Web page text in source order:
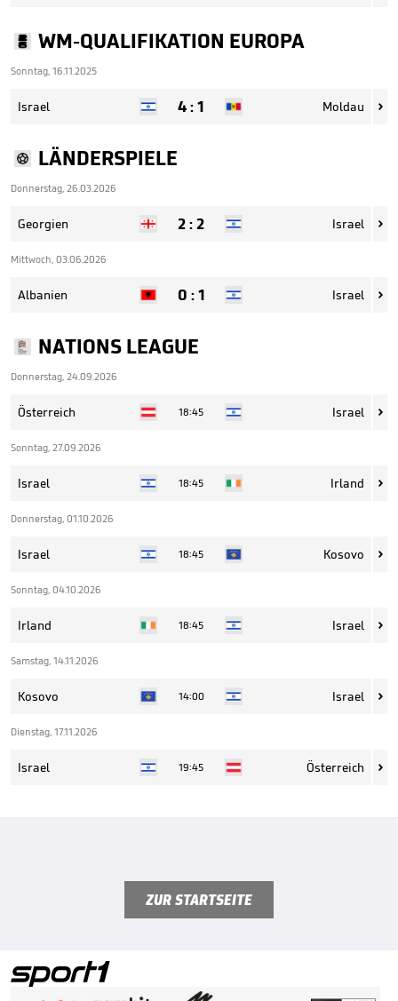
WM-QUALIFIKATION EUROPA
Sonntag, 16.11.2025
Israel 4:1 Moldau 
LÄNDERSPIELE
Donnerstag, 26.03.2026
Georgien 2:2 Israel 
Mittwoch, 03.06.2026
Albanien 0 :1 Israel 
NATIONS LEAGUE
Donnerstag, 24.09.2026
Österreich 18:45 Israel 
Sonntag, 27.09.2026
Israel 18:45 Irland 
Donnerstag, 01.10.2026
Israel 18:45 Kosovo 
Sonntag, 04.10.2026
Irland 18:45 Israel 
Samstag, 14.11.2026
Kosovo 14:00 Israel 
Dienstag, 17.11.2026
Israel 19:45 Österreich 
ZUR STARTSEITE